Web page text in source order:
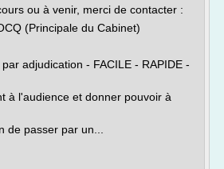
ou à venir, merci de contacter :
(Principale du Cabinet)
adjudication - FACILE - RAPIDE -
à l'audience et donner pouvoir à
de passer par un...